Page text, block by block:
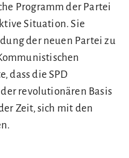
Programm der Partei
Situation. Sie
der neuen Partei zu
dass die SPD
revolutionären Basis
Zeit, sich mit den